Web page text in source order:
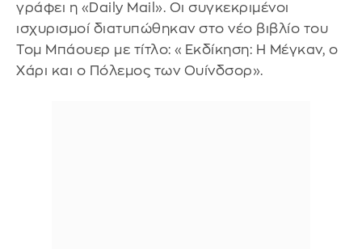
γράφει η «Daily Mail». Οι συγκεκριμένοι
ισχυρισμοί διατυπώθηκαν στο νέο βιβλίο του
Τομ Μπάουερ με τίτλο: «Εκδίκηση: Η Μέγκαν, ο
Χάρι και ο Πόλεμος των Ουίνδσορ».